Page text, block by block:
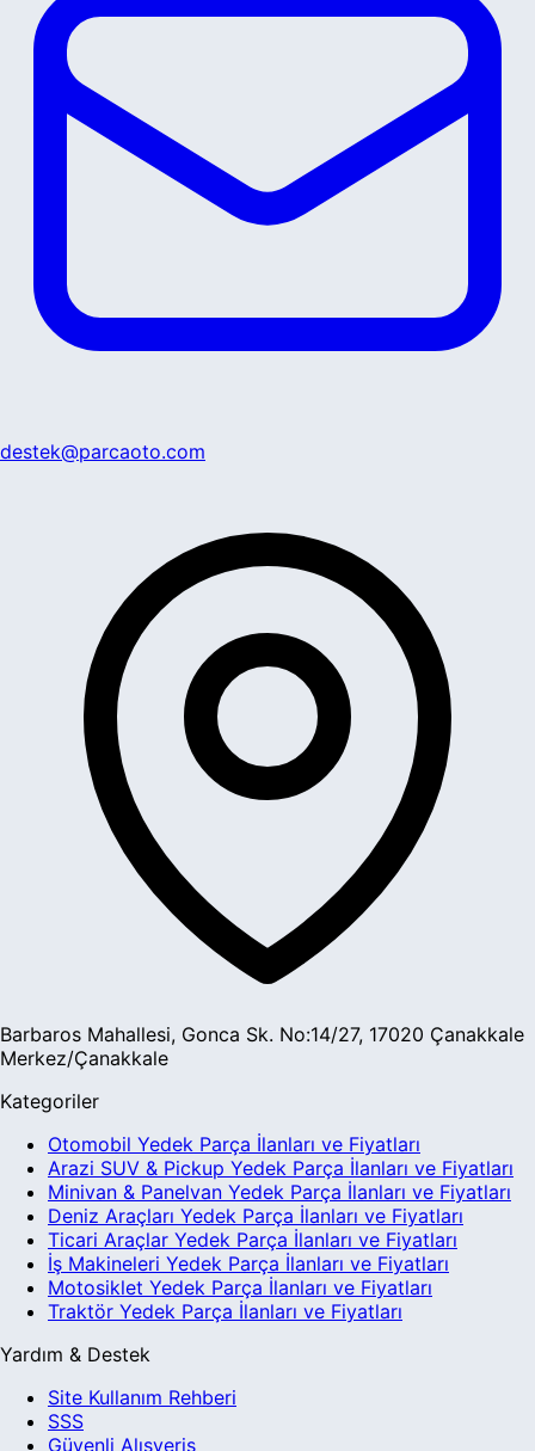
destek@parcaoto.com
Barbaros Mahallesi, Gonca Sk. No:14/27, 17020 Çanakkale
Merkez/Çanakkale
Kategoriler
Otomobil Yedek Parça İlanları ve Fiyatları
Arazi SUV & Pickup Yedek Parça İlanları ve Fiyatları
Minivan & Panelvan Yedek Parça İlanları ve Fiyatları
Deniz Araçları Yedek Parça İlanları ve Fiyatları
Ticari Araçlar Yedek Parça İlanları ve Fiyatları
İş Makineleri Yedek Parça İlanları ve Fiyatları
Motosiklet Yedek Parça İlanları ve Fiyatları
Traktör Yedek Parça İlanları ve Fiyatları
Yardım & Destek
Site Kullanım Rehberi
SSS
Güvenli Alışveriş